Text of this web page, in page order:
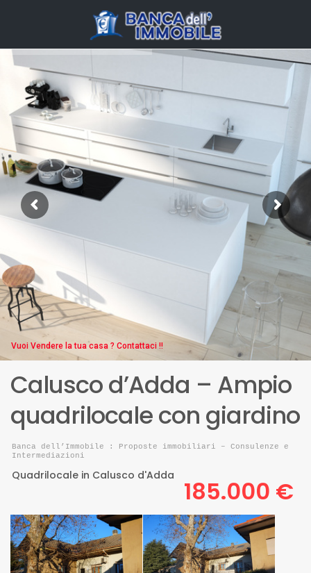
Vuoi Vendere la tua casa ? Contattaci !!
Calusco d’Adda – Ampio
quadrilocale con giardino
Banca dell’Immobile : Proposte immobiliari – Consulenze e
Intermediazioni
Quadrilocale in Calusco d'Adda
185.000 €